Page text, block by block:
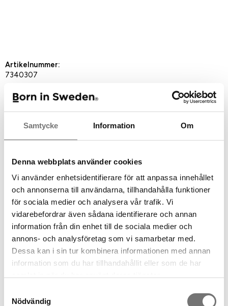
Samtycke Information Om
Denna webbplats använder cookies
Vi använder enhetsidentifierare för att anpassa innehållet
och annonserna till användarna, tillhandahålla funktioner
för sociala medier och analysera vår trafik. Vi
vidarebefordrar även sådana identifierare och annan
information från din enhet till de sociala medier och
annons- och analysföretag som vi samarbetar med.
Dessa kan i sin tur kombinera informationen med annan
information som du har tillhandahållit eller som de har
Nödvändig
Artikelnummer:
7340307
Rekommenderade tillbehör till
denna produkt
Grafisk bricka i svart vitt
mönster: Line black
599 kr
Bricka cross thin grey
599 kr